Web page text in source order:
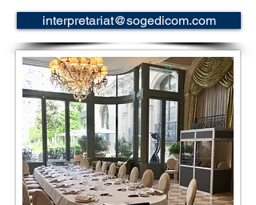
interpretariat@sogedicom.com